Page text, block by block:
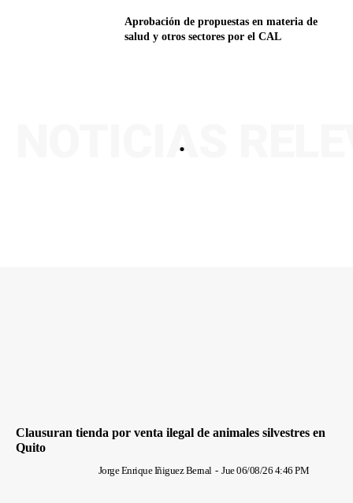
Aprobación de propuestas en materia de
salud y otros sectores por el CAL
.
NOTICIAS
Clausuran tienda por venta ilegal de animales silvestres en
Quito
Jorge Enrique Iñiguez Bernal - Jue 06/08/26 4:46 PM